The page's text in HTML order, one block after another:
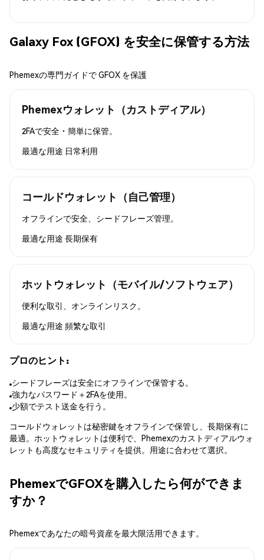
Galaxy Fox (GFOX) を安全に保管する方法
Phemexの専門ガイドで GFOX を保護
Phemexウォレット（カストディアル）
2FAで安全・簡単に保管。
最適な用途 日常利用
コールドウォレット（自己管理）
オフラインで安全、シードフレーズ管理。
最適な用途 長期保有
ホットウォレット（モバイル/ソフトウェア）
便利な取引、オンラインリスク。
最適な用途 頻繁な取引
プロのヒント:
シードフレーズは安全にオフラインで保管する。
強力なパスワード＋2FAを使用。
少額でテスト送金を行う。
コールドウォレットは秘密鍵をオフラインで保管し、長期保有に
最適。ホットウォレットは便利で、Phemexのカストディアルウォ
レットも高度なセキュリティを提供。用途に合わせて選択。
PhemexでGFOXを購入したら何ができま
すか？
Phemexであなたの暗号資産を最大限活用できます。